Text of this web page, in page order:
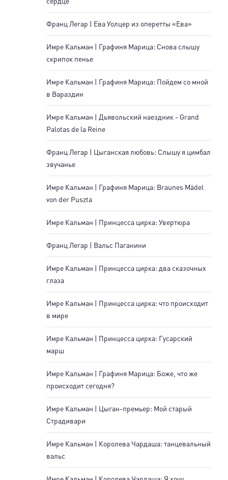
Франц Легар | Ева Уолцер из оперетты «Ева»
Имре Кальман | Графиня Марица: Снова слышу
скрипок пенье
Имре Кальман | Графиня Марица: Пойдем со мной
в Вараздин
Имре Кальман | Дьявольский наездник - Grand
Palotas de la Reine
Франц Легар | Цыганская любовь: Слышу я цимбал
звучанье
Имре Кальман | Графиня Марица: Braunes Mädel
von der Puszta
Имре Кальман | Принцесса цирка: Увертюра
Франц Легар | Вальс Паганини
Имре Кальман | Принцесса цирка: два сказочных
глаза
Имре Кальман | Принцесса цирка: что происходит
в мире
Имре Кальман | Принцесса цирка: Гусарский
марш
Имре Кальман | Графиня Марица: Боже, что же
происходит сегодня?
Имре Кальман | Цыган-премьер: Мой старый
Страдивари
Имре Кальман | Королева Чардаша: танцевальный
вальс